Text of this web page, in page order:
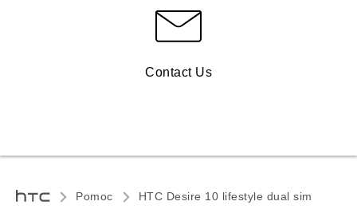
Contact Us
Pomoc HTC Desire 10 lifestyle dual sim‎